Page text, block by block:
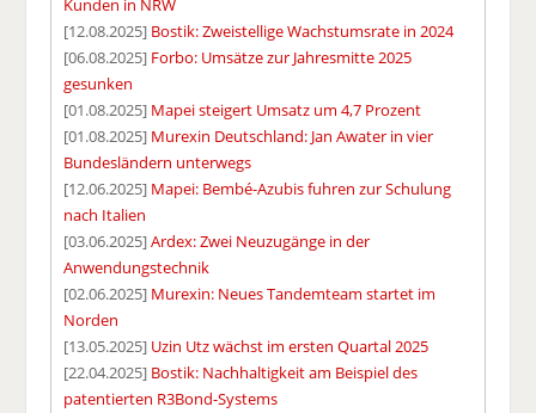
Kunden in NRW
[12.08.2025] Bostik: Zweistellige Wachstumsrate in 2024
[06.08.2025] Forbo: Umsätze zur Jahresmitte 2025
gesunken
[01.08.2025] Mapei steigert Umsatz um 4,7 Prozent
[01.08.2025] Murexin Deutschland: Jan Awater in vier
Bundesländern unterwegs
[12.06.2025] Mapei: Bembé-Azubis fuhren zur Schulung
nach Italien
[03.06.2025]Ardex: Zwei Neuzugänge in der
Anwendungstechnik
[02.06.2025] Murexin: Neues Tandemteam startet im
Norden
[13.05.2025] Uzin Utz wächst im ersten Quartal 2025
[22.04.2025] Bostik: Nachhaltigkeit am Beispiel des
patentierten R3Bond-Systems